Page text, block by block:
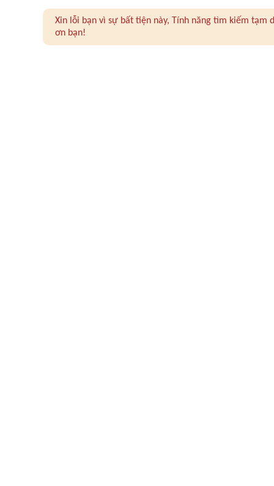
Xin lỗi bạn vì sự bất tiện này, Tính năng tìm kiếm
ơn bạn!